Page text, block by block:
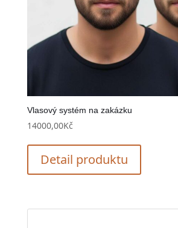
Vlasový systém na zakázku
14000,00Kč
Detail produktu